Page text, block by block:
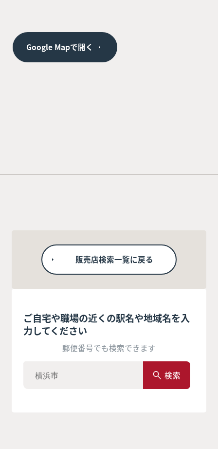
Google Mapで開く
販売店検索一覧に戻る
ご自宅や職場の近くの駅名や地域名を入
力してください
郵便番号でも検索できます
検索